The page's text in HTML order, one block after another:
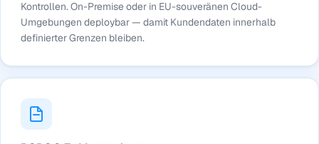
Kontrollen. On-Premise oder in EU-souveränen Cloud-
Umgebungen deploybar — damit Kundendaten innerhalb
definierter Grenzen bleiben.